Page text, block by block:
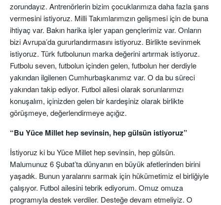
zorundayız. Antrenörlerin bizim çocuklarımıza daha fazla şans
vermesini istiyoruz. Milli Takımlarımızın gelişmesi için de buna
ihtiyaç var. Bakın harika işler yapan gençlerimiz var. Onların
bizi Avrupa’da gururlandırmasını istiyoruz. Birlikte sevinmek
istiyoruz. Türk futbolunun marka değerini artırmak istiyoruz.
Futbolu seven, futbolun içinden gelen, futbolun her derdiyle
yakından ilgilenen Cumhurbaşkanımız var. O da bu süreci
yakından takip ediyor. Futbol ailesi olarak sorunlarımızı
konuşalım, içinizden gelen bir kardeşiniz olarak birlikte
görüşmeye, değerlendirmeye açığız.
“Bu Yüce Millet hep sevinsin, hep gülsün istiyoruz”
İstiyoruz ki bu Yüce Millet hep sevinsin, hep gülsün.
Malumunuz 6 Şubat’ta dünyanın en büyük afetlerinden birini
yaşadık. Bunun yaralarını sarmak için hükümetimiz el birliğiyle
çalışıyor. Futbol ailesini tebrik ediyorum. Omuz omuza
programıyla destek verdiler. Desteğe devam etmeliyiz. O